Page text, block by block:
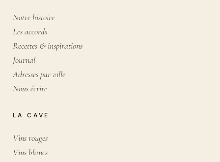
Notre histoire
Les accords
Recettes & inspirations
Journal
Adresses par ville
Nous écrire
LA CAVE
Vins rouges
Vins blancs